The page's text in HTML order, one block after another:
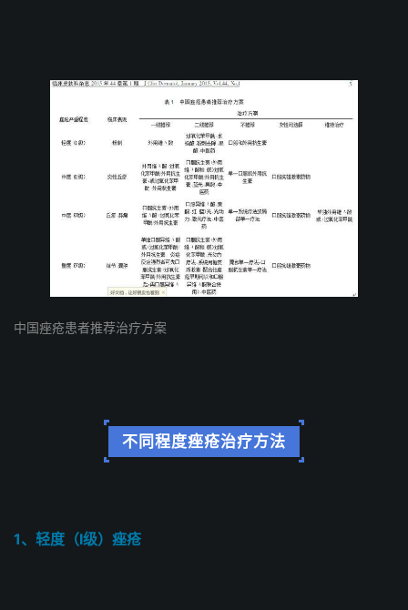
中国痤疮患者推荐治疗方案
不同程度痤疮治疗方法
1、轻度（I级）痤疮